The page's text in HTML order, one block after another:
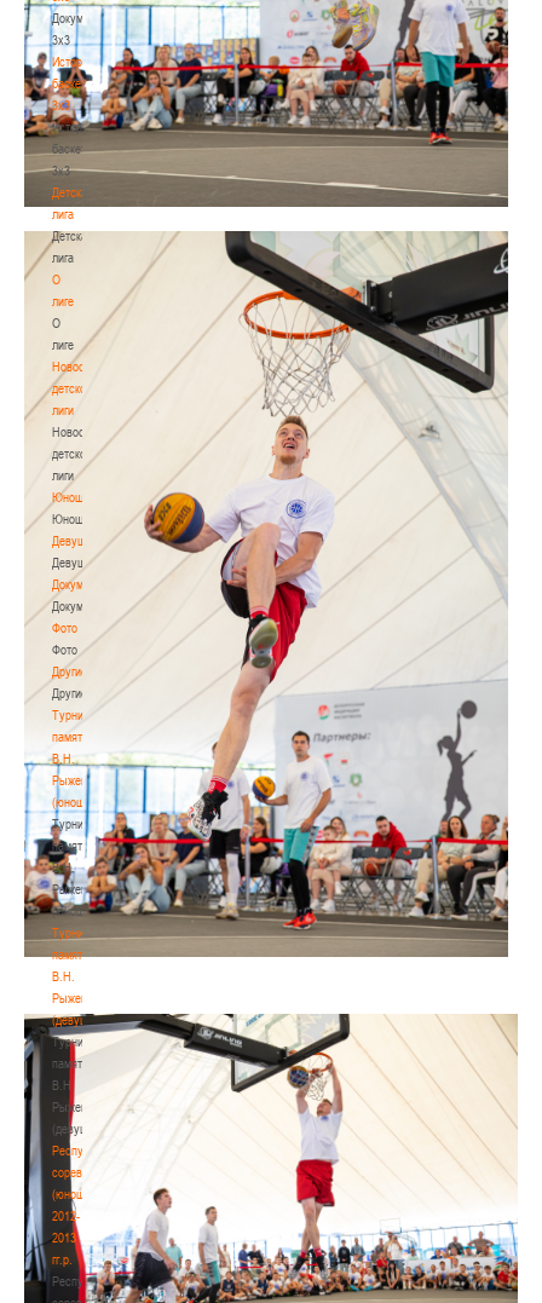
Документы
3х3
История
баскетбола
3х3
История
баскетбола
3х3
Детская
лига
Детская
лига
О
лиге
О
лиге
Новости
детской
лиги
Новости
детской
лиги
Юноши
Юноши
Девушки
Девушки
Документы
Документы
Фото
Фото
Другие
Другие
Турнир
памяти
В.Н.
Рыженкова
(юноши)
Турнир
памяти
В.Н.
Рыженкова
(юноши)
Турнир
памяти
В.Н.
Рыженкова
(девушки)
Турнир
памяти
В.Н.
Рыженкова
(девушки)
Республиканские
соревнования
(юноши)
2012-
2013
гг.р.
Республиканские